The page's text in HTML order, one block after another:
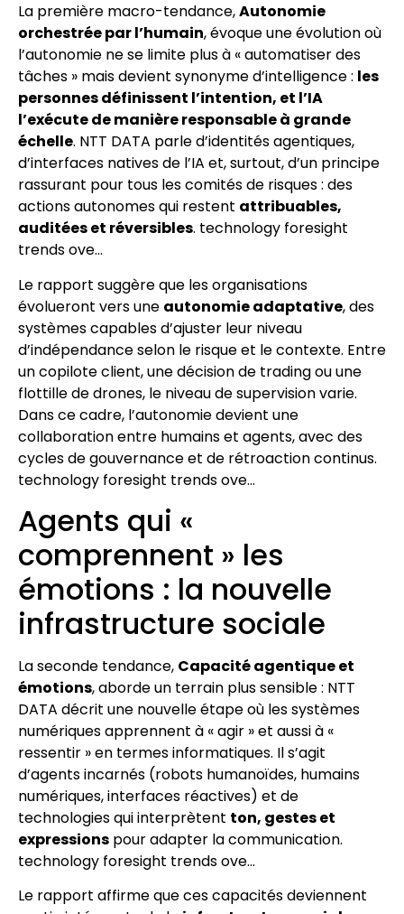
La première macro-tendance,Autonomie
orchestrée par l’humain, évoque une évolution où
l’autonomie ne se limite plus à « automatiser des
tâches » mais devient synonyme d’intelligence : les
personnes définissent l’intention, et l’IA
l’exécute de manière responsable à grande
échelle. NTT DATA parle d’identités agentiques,
d’interfaces natives de l’IA et, surtout, d’un principe
rassurant pour tous les comités de risques : des
actions autonomes qui restent attribuables,
auditées et réversibles. technology foresight
trends ove…
Le rapport suggère que les organisations
évolueront vers une autonomie adaptative, des
systèmes capables d’ajuster leur niveau
d’indépendance selon le risque et le contexte. Entre
un copilote client, une décision de trading ou une
flottille de drones, le niveau de supervision varie.
Dans ce cadre, l’autonomie devient une
collaboration entre humains et agents, avec des
cycles de gouvernance et de rétroaction continus.
technology foresight trends ove…
Agents qui «
comprennent » les
émotions : la nouvelle
infrastructure sociale
La seconde tendance, Capacité agentique et
émotions, aborde un terrain plus sensible : NTT
DATA décrit une nouvelle étape où les systèmes
numériques apprennent à « agir » et aussi à «
ressentir » en termes informatiques. Il s’agit
d’agents incarnés (robots humanoïdes, humains
numériques, interfaces réactives) et de
technologies qui interprètent ton, gestes et
expressions pour adapter la communication.
technology foresight trends ove…
Le rapport affirme que ces capacités deviennent